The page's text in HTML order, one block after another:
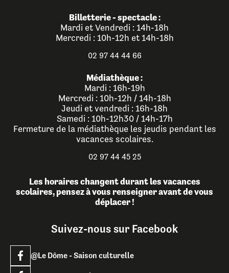
Billetterie - spectacle :
Mardi et Vendredi : 14h-18h
Mercredi : 10h-12h et 14h-18h
02 97 44 44 66
Médiathèque :
Mardi : 16h-19h
Mercredi : 10h-12h / 14h-18h
Jeudi et vendredi : 16h-18h
Samedi : 10h-12h30 / 14h-17h
Fermeture de la médiathèque les jeudis pendant les
vacances scolaires.
02 97 44 45 25
Les horaires changent durant les vacances
scolaires, pensez à vous renseigner avant de vous
déplacer !
Suivez-nous sur Facebook
@Le Dôme - Saison culturelle